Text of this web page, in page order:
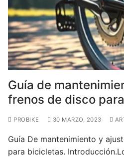
Guía de
frenos de disco
PROBIKE 30 MARZO, 2023
Guía De mantenimiento y
para bicicletas.